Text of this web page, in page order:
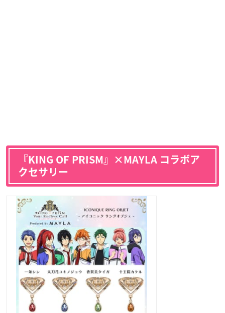
『KING OF PRISM』×MAYLA コラボア
クセサリー